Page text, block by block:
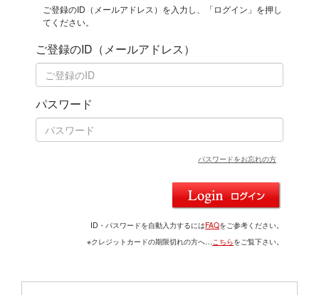
ご登録のID（メールアドレス）を入力し、「ログイン」を押し
てください。
ご登録のID（メールアドレス）
パスワード
パスワードをお忘れの方
ID・パスワードを自動入力するにはFAQをご参考ください。
※クレジットカードの期限切れの方へ…こちらをご覧下さい。